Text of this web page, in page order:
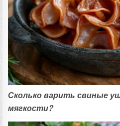
Сколько варить свиные
мягкости?